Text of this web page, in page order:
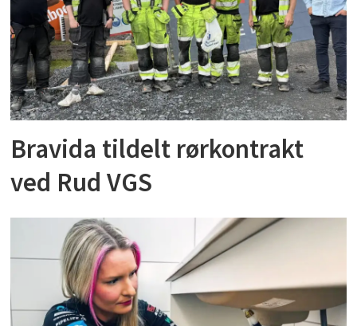
Bravida tildelt rørkontrakt
ved Rud VGS